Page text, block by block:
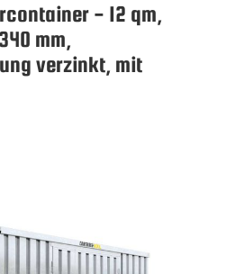
- 12 qm,
mm,
verzinkt, mit